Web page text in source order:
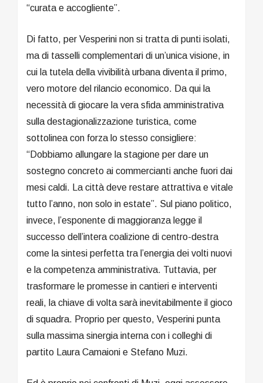
“curata e accogliente”.
Di fatto, per Vesperini non si tratta di punti isolati,
ma di tasselli complementari di un’unica visione, in
cui la tutela della vivibilità urbana diventa il primo,
vero motore del rilancio economico. Da qui la
necessità di giocare la vera sfida amministrativa
sulla destagionalizzazione turistica, come
sottolinea con forza lo stesso consigliere:
“Dobbiamo allungare la stagione per dare un
sostegno concreto ai commercianti anche fuori dai
mesi caldi. La città deve restare attrattiva e vitale
tutto l’anno, non solo in estate”. Sul piano politico,
invece, l’esponente di maggioranza legge il
successo dell’intera coalizione di centro-destra
come la sintesi perfetta tra l’energia dei volti nuovi
e la competenza amministrativa. Tuttavia, per
trasformare le promesse in cantieri e interventi
reali, la chiave di volta sarà inevitabilmente il gioco
di squadra. Proprio per questo, Vesperini punta
sulla massima sinergia interna con i colleghi di
partito Laura Camaioni e Stefano Muzi.